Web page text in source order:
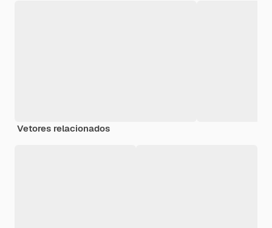
Vetores relacionados